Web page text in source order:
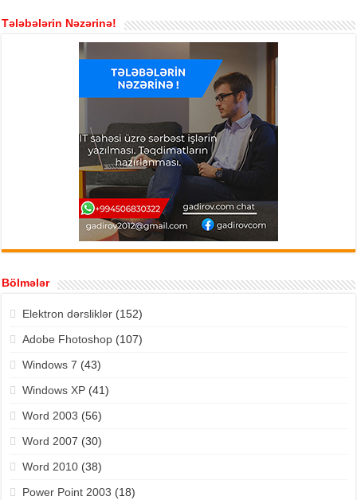
Tələbələrin Nəzərinə!
Bölmələr
Elektron dərsliklər(152)
Adobe Fhotoshop(107)
Windows 7 (43)
Windows XP(41)
Word 2003 (56)
Word 2007 (30)
Word 2010(38)
Power Point 2003 (18)